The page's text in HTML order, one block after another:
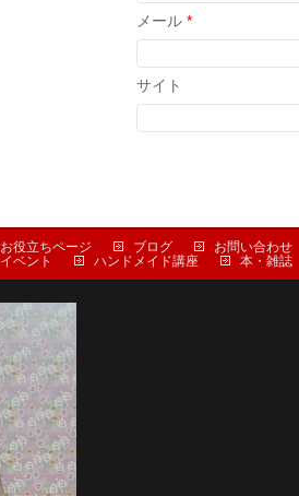
メール *
サイト
お役立ちページ ブログ お問い合わせ
イベント ハンドメイド講座 本・雑誌